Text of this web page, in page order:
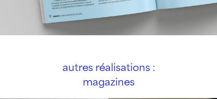
autres réalisations :
magazines